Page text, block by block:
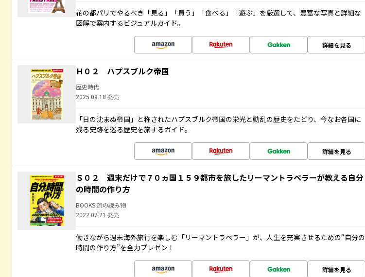
花の都パリでやるべき「見る」「買う」「食べる」「遊ぶ」を厳選して、豊富な写真と詳細な
図解で案内するビジュアルガイド。
詳細を見る
Ｈ０２ ハプスブルク帝国
歴史時代
2025.09.18 発売
「日の沈まぬ帝国」と称されたハプスブルク帝国の栄光と動乱の歴史をたどり、今なお各国に
残る史跡を巡る歴史を旅するガイド。
詳細を見る
Ｓ０２ 週末だけで７０ヵ国１５９都市を旅したリーマントラベラーが教える自分
の時間の作り方
BOOKS 旅の読み物
2022.07.21 発売
働きながら週末海外旅行を楽しむ「リーマントラベラー」が、人生を充実させるための“自分の
時間の作り方”を全力プレゼン！
詳細を見る